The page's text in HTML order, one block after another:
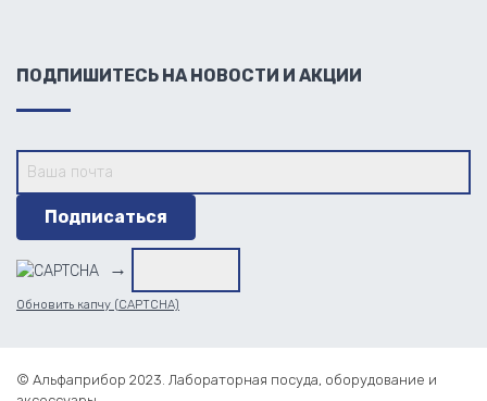
ПОДПИШИТЕСЬ НА НОВОСТИ И АКЦИИ
→
Обновить капчу (CAPTCHA)
© Альфаприбор 2023. Лабораторная посуда, оборудование и